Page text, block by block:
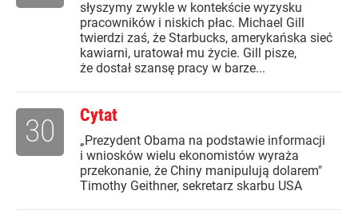
słyszymy zwykle w kontekście wyzysku
pracowników i niskich płac. Michael Gill
twierdzi zaś, że Starbucks, amerykańska sieć
kawiarni, uratował mu życie. Gill pisze,
że dostał szansę pracy w barze...
Cytat
„Prezydent Obama na podstawie informacji
i wniosków wielu ekonomistów wyraża
przekonanie, że Chiny manipulują dolarem"
Timothy Geithner, sekretarz skarbu USA
30